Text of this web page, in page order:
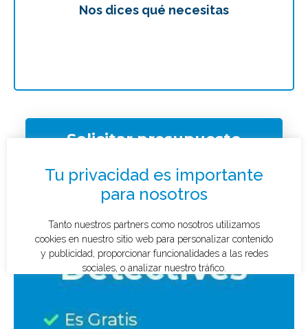
Nos dices qué necesitas
Solicitar presupuesto
¿Qué tipo de caso quieres investigar?